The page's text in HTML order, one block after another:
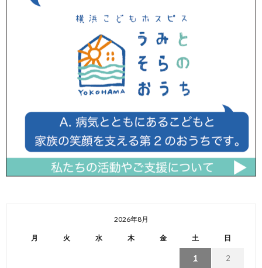
2026年8月
月 火 水 木 金 土 日
1 2